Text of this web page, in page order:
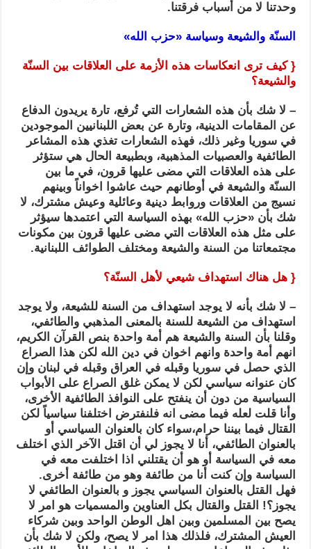
وحدتنا لا من أسباب فرقتنا.
السنّة والشيعةوسياسة «حزب الله»
{ كيف ترى انعكاسات هذه الأزمة على العلاقات بين السنّة
والشيعة؟
– لا شك بأن هذه الشعارات التي تُرفع، تارة يريدون الدفاع
عن المقامات الدينية، وتارة عن بعض اللبنانيين الموجودين
في سوريا وغير ذلك، فهذه الشعارات تغذي هذه المشاعر
الطائفية والعصبيات المذهبية، وبطبيعة الحال هي ستؤثر
على هذه العلاقات التي مضى عليها قرون، في ما بين
السنّة والشيعة في أوطانهم حيث عاشوا اخواناً وبينهم
نسيج من العلاقات وروابط دينية وعائلية وعيش مشترك، لا
شك بأن «حزب الله» بهذه السياسة التي اعتمدها سيؤثر
على مثل هذه العلاقات التي مضى عليها قرون بين مكونات
مجتمعاتنا من السنة والشيعة ومختلف الطوائف اللبنانية.
{ هل هناك استهداف شيعي لأهل السنّة؟
– لا شك بأنه لا يوجد استهداف من السنة للشيعة، ولا يوجد
استهداف من الشيعة للسنة بالمعنى المذهبي والطائفي،
وقلنا بأن السنة والشيعة هم أمة واحدة بنص القرآن الكريم،
انهم أمة واحدة وانهم اخوان في دين الله لكن هذا الصراع
الذي حصل في سوريا وقبله في العراق وقبله في لبنان وإن
كان عنوانه سياسي لكن لا يمكن غلق الصراع على الأبواب
السياسية من دون أن ينفتح على النوافذ الطائفية الأخرى،
وأنا قلت لعله فيما مضى انه فلنفترض اختلفنا سياسياً لكن
القتال فيما بيننا حرام،سواء كان بالعنوان السياسي أو
بالعنوان الطائفي، أنا لا يجوز لي أن اقتل الآخر الذي اختلف
معه في السياسة أو هو أن يقتلني اذا اختلفت معه في
السياسة وإن كنت أنا من طائفة وهو من طائفة أخرى.
فهل القتل بالعنوان السياسي يجوز و بالعنوان الطائفي لا
يجوز؟! القتل والقتال بكل العناوين والمسميات هو امر لا
يصح بين المسلمين وبين اهل الوطن الواحد وبين شركاء
العيش المشترك، فلذلك هذا امر لا يصح، ولكن لا شك بأن